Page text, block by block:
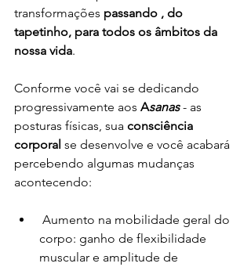
transformações passando , do
tapetinho, para todos os âmbitos da
nossa vida.
Conforme você vai se dedicando
progressivamente aos Asanas - as
posturas físicas, sua consciência
corporal se desenvolve e você acabará
percebendo algumas mudanças
acontecendo:
corpo: ganho de flexibilidade
muscular e amplitude de